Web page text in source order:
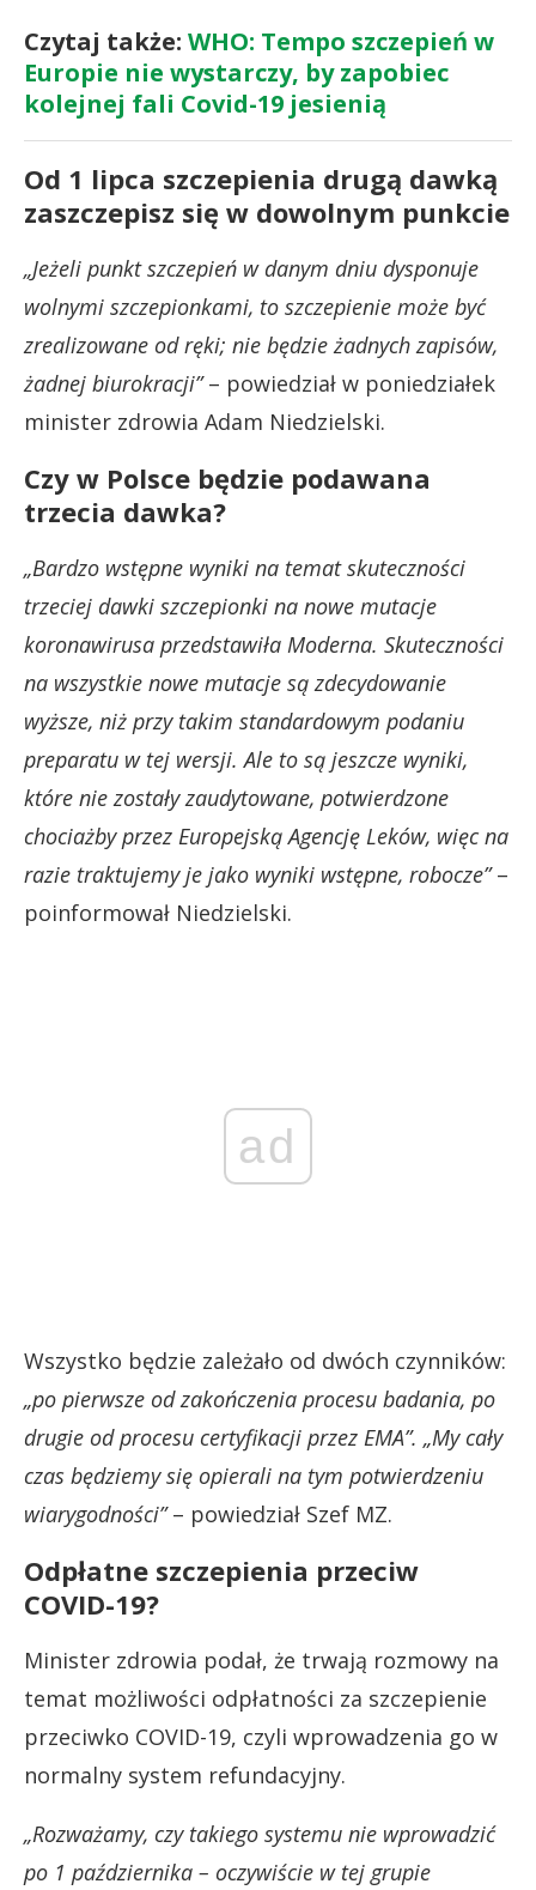
Czytaj także: WHO: Tempo szczepień w
Europie nie wystarczy, by zapobiec
kolejnej fali Covid-19 jesienią
Od 1 lipca szczepienia drugą dawką
zaszczepisz się w dowolnym punkcie
„Jeżeli punkt szczepień w danym dniu dysponuje
wolnymi szczepionkami, to szczepienie może być
zrealizowane od ręki; nie będzie żadnych zapisów,
żadnej biurokracji”– powiedział w poniedziałek
minister zdrowia Adam Niedzielski.
Czy w Polsce będzie podawana
trzecia dawka?
„Bardzo wstępne wyniki na temat skuteczności
trzeciej dawki szczepionki na nowe mutacje
koronawirusa przedstawiła Moderna. Skuteczności
na wszystkie nowe mutacje są zdecydowanie
wyższe, niż przy takim standardowym podaniu
preparatu w tej wersji. Ale to są jeszcze wyniki,
które nie zostały zaudytowane, potwierdzone
chociażby przez Europejską Agencję Leków, więc na
razie traktujemy je jako wyniki wstępne, robocze”–
poinformował Niedzielski.
ad
Wszystko będzie zależało od dwóch czynników:
„po pierwsze od zakończenia procesu badania, po
drugie od procesu certyfikacji przez EMA”. „My cały
czas będziemy się opierali na tym potwierdzeniu
wiarygodności”– powiedział Szef MZ.
Odpłatne szczepienia przeciw
COVID-19?
Minister zdrowia podał, że trwają rozmowy na
temat możliwości odpłatności za szczepienie
przeciwko COVID-19, czyli wprowadzenia go w
normalny system refundacyjny.
„Rozważamy, czy takiego systemu nie wprowadzić
po 1 października – oczywiście w tej grupie